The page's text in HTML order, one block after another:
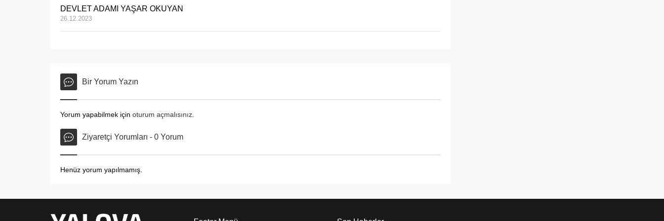
DEVLET ADAMI YAŞAR OKUYAN
26.12.2023
Bir Yorum Yazın
Yorum yapabilmek için oturum açmalısınız
Ziyaretçi Yorumları - 0 Yorum
Henüz yorum yapılmamış.